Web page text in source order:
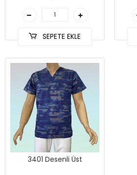
SEPETE EKLE
3401 Desenli Üst